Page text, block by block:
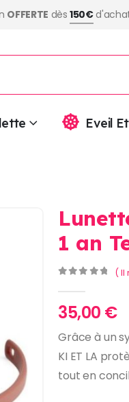
OFFERTE dès150€
Eveil
1 an
( Il
35,00 €
Grâce à un
KI ET LA
tout en